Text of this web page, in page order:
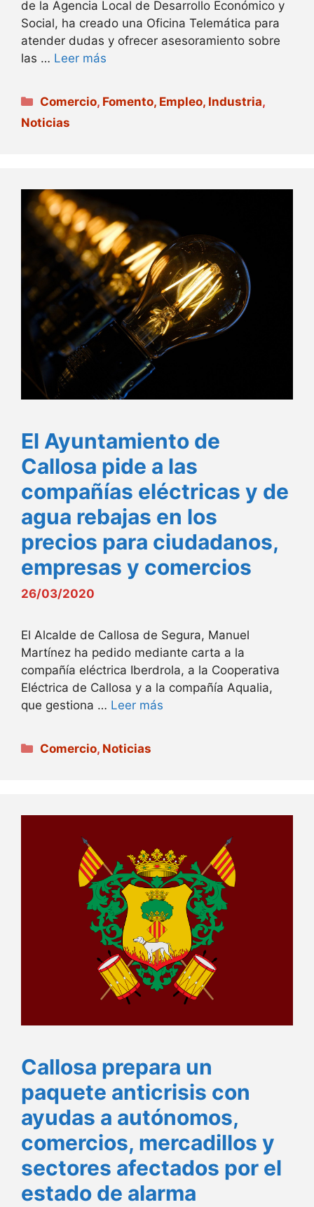
de la Agencia Local de Desarrollo Económico y
Social, ha creado una Oficina Telemática para
atender dudas y ofrecer asesoramiento sobre
las … Leer más
Categorías
Comercio, Fomento, Empleo, Industria,
Noticias
El Ayuntamiento de
Callosa pide a las
compañías eléctricas y de
agua rebajas en los
precios para ciudadanos,
empresas y comercios
26/03/2020
El Alcalde de Callosa de Segura, Manuel
Martínez ha pedido mediante carta a la
compañía eléctrica Iberdrola, a la Cooperativa
Eléctrica de Callosa y a la compañía Aqualia,
que gestiona … Leer más
Categorías
Comercio, Noticias
Callosa prepara un
paquete anticrisis con
ayudas a autónomos,
comercios, mercadillos y
sectores afectados por el
estado de alarma